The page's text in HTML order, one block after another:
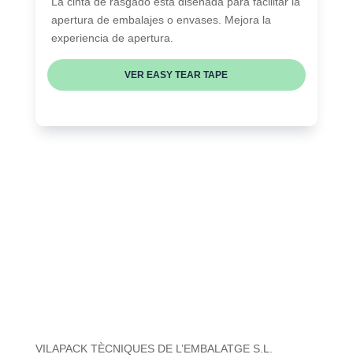
apertura de embalajes o envases. Mejora la
experiencia de apertura.
VER EASY TEAR TAPE
VILAPACK TÈCNIQUES DE L’EMBALATGE S.L.